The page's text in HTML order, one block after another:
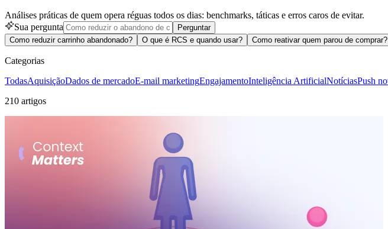
Análises práticas de quem opera réguas todos os dias: benchmarks, táticas e erros caros de evitar.
Sua pergunta
Perguntar
Como reduzir carrinho abandonado?
O que é RCS e quando usar? Como reativar quem parou de comprar?
Categorias
TodasAquisiçãoDados de mercadoE-mail marketingEngajamentoInteligência ArtificialNotíciasPush
210 artigos